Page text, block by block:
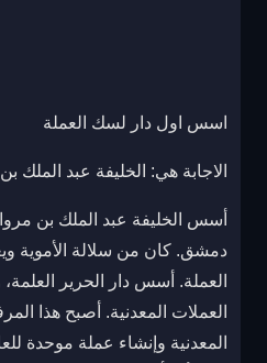
اسس اول دار لسك العملة
الاجابة هي: الخليفة عبد الملك
أسس الخليفة عبد الملك بن
دمشق. كان من سلالة الأموية
العملة. أسس دار الحرير
العملات المعدنية. أصبح هذا
المعدنية وإنشاء عملة موحدة